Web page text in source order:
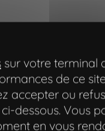
sur votre terminal
de ce
accepter ou
dessous. Vous
en vous